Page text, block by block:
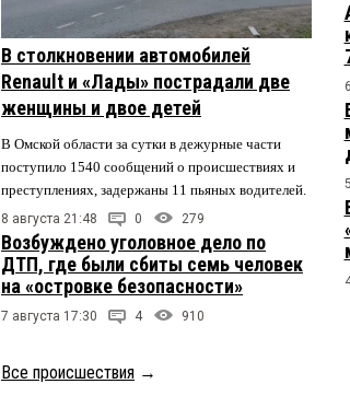
В столкновении автомобилей
Renault и «Лады» пострадали две
женщины и двое детей
В Омской области за сутки в дежурные части
поступило 1540 сообщений о происшествиях и
преступлениях, задержаны 11 пьяных водителей.
8 августа 21:48 0 279
Возбуждено уголовное дело по
ДТП, где были сбиты семь человек
на «островке безопасности»
7 августа 17:30 4 910
Все происшествия →